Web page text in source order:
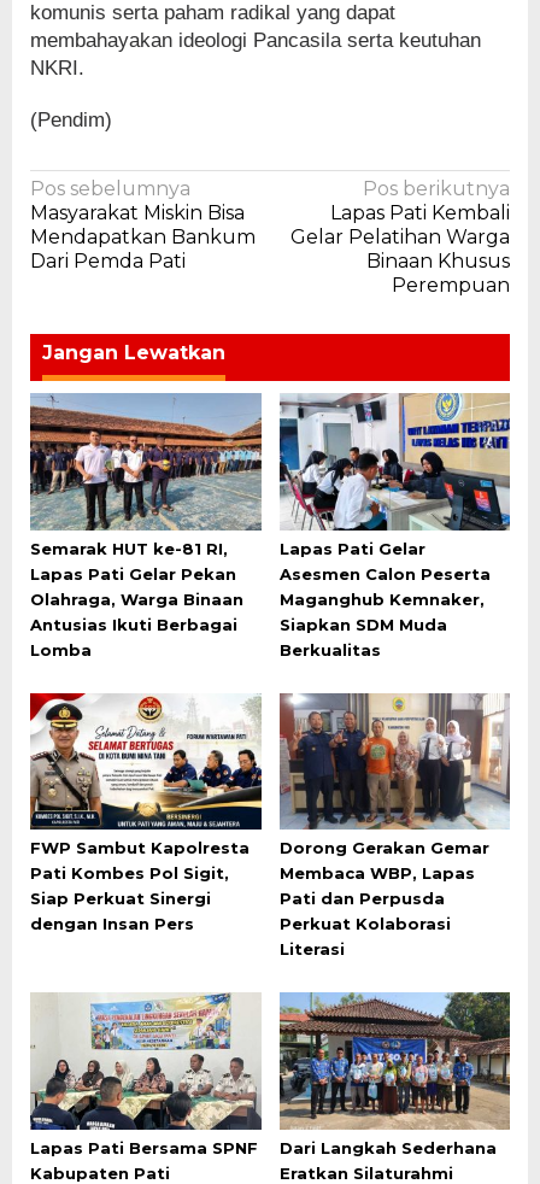
komunis serta paham radikal yang dapat
membahayakan ideologi Pancasila serta keutuhan
NKRI.
(Pendim)
Navigasi
pos
Pos sebelumnya
Masyarakat Miskin Bisa
Mendapatkan Bankum
Dari Pemda Pati
Pos berikutnya
Lapas Pati Kembali
Gelar Pelatihan Warga
Binaan Khusus
Perempuan
Jangan Lewatkan
Semarak HUT ke-81 RI,
Lapas Pati Gelar Pekan
Olahraga, Warga Binaan
Antusias Ikuti Berbagai
Lomba
Lapas Pati Gelar
Asesmen Calon Peserta
Maganghub Kemnaker,
Siapkan SDM Muda
Berkualitas
FWP Sambut Kapolresta
Pati Kombes Pol Sigit,
Siap Perkuat Sinergi
dengan Insan Pers
Dorong Gerakan Gemar
Membaca WBP, Lapas
Pati dan Perpusda
Perkuat Kolaborasi
Literasi
Lapas Pati Bersama SPNF
Kabupaten Pati
Dari Langkah Sederhana
Eratkan Silaturahmi